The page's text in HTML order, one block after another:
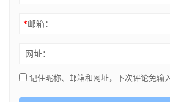
*邮箱：
网址：
记住昵称、邮箱和网址，下次评论免输